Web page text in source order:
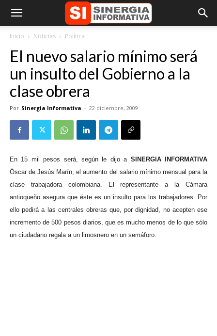
Inicio Noticias Política
El nuevo salario mínimo será
un insulto del Gobierno a la
clase obrera
Por Sinergia Informativa - 22 diciembre, 2009
En 15 mil pesos será, según le dijo a SINERGIA INFORMATIVA
Óscar de Jesús Marín, el aumento del salario mínimo mensual para la
clase trabajadora colombiana. El representante a la Cámara
antioqueño asegura que éste es un insulto para los trabajadores. Por
ello pedirá a las centrales obreras que, por dignidad, no acepten ese
incremento de 500 pesos diarios, que es mucho menos de lo que sólo
un ciudadano regala a un limosnero en un semáforo.